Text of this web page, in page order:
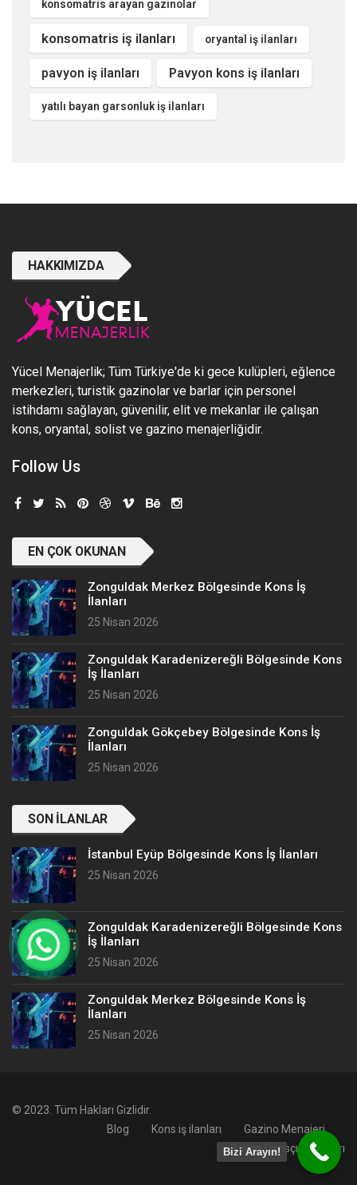
konsomatris arayan gazinolar
konsomatris iş ilanları oryantal iş ilanları
pavyon iş ilanları Pavyon kons iş ilanları
yatılı bayan garsonluk iş ilanları
HAKKIMIZDA
Yücel Menajerlik; Tüm Türkiye'de ki gece kulüpleri, eğlence
merkezleri, turistik gazinolar ve barlar için personel
istihdamı sağlayan, güvenilir, elit ve mekanlar ile çalışan
kons, oryantal, solist ve gazino menajerliğidir.
Follow Us
EN ÇOK OKUNAN
Zonguldak Merkez Bölgesinde Kons İş
İlanları
25 Nisan 2026
Zonguldak Karadenizereğli Bölgesinde Kons
İş İlanları
25 Nisan 2026
Zonguldak Gökçebey Bölgesinde Kons İş
İlanları
25 Nisan 2026
SON İLANLAR
İstanbul Eyüp Bölgesinde Kons İş İlanları
25 Nisan 2026
Zonguldak Karadenizereğli Bölgesinde Kons
İş İlanları
25 Nisan 2026
Zonguldak Merkez Bölgesinde Kons İş
İlanları
25 Nisan 2026
© 2023. Tüm Hakları Gizlidir.
Blog
Kons iş ilanları
Gazino Menajeri
Bayan Dansçı İş İlanları
Bizi Arayın!